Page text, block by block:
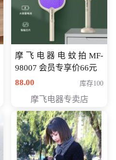
摩飞电器电蚊拍MF-
98007 会员专享价66元
88.00
库存100
摩飞电器专卖店